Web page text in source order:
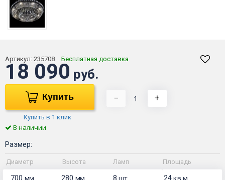
Артикул: 235708 Бесплатная доставка
18 090 руб.
Купить
Купить в 1 клик
− +
В наличии
Размер:
Диаметр Высота Ламп Площадь
700 мм 280 мм 8шт. 24кв.м.